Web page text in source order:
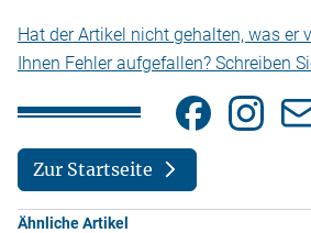
Hat der Artikel nicht gehalten, was er
Ihnen Fehler aufgefallen? Schreiben
Zur Startseite
Ähnliche Artikel